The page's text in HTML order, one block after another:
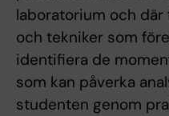
laboratorium och
och tekniker som
identifiera de
som kan påverka
studenten genom